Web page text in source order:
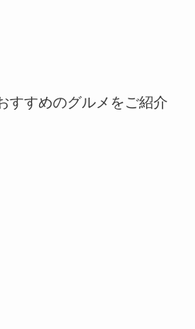
すすめのグルメをご紹介